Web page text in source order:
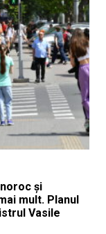
și
mult. Planul
Vasile